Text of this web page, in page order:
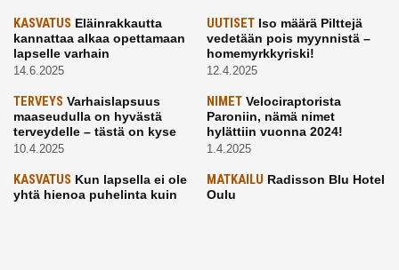
KASVATUS Eläinrakkautta
kannattaa alkaa opettamaan
lapselle varhain
14.6.2025
UUTISETIso määrä Pilttejä
vedetään pois myynnistä –
homemyrkkyriski!
12.4.2025
TERVEYS Varhaislapsuus
maaseudulla on hyvästä
terveydelle – tästä on kyse
10.4.2025
NIMETVelociraptorista
Paroniin, nämä nimet
hylättiin vuonna 2024!
1.4.2025
KASVATUS Kun lapsella ei ole
yhtä hienoa puhelinta kuin
MATKAILU Radisson Blu Hotel
Oulu